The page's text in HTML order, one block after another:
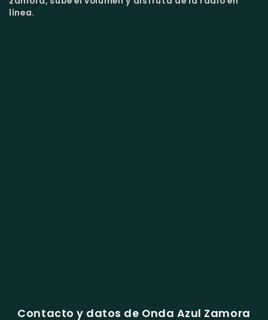
línea.
Contacto y datos de Onda Azul Zamora